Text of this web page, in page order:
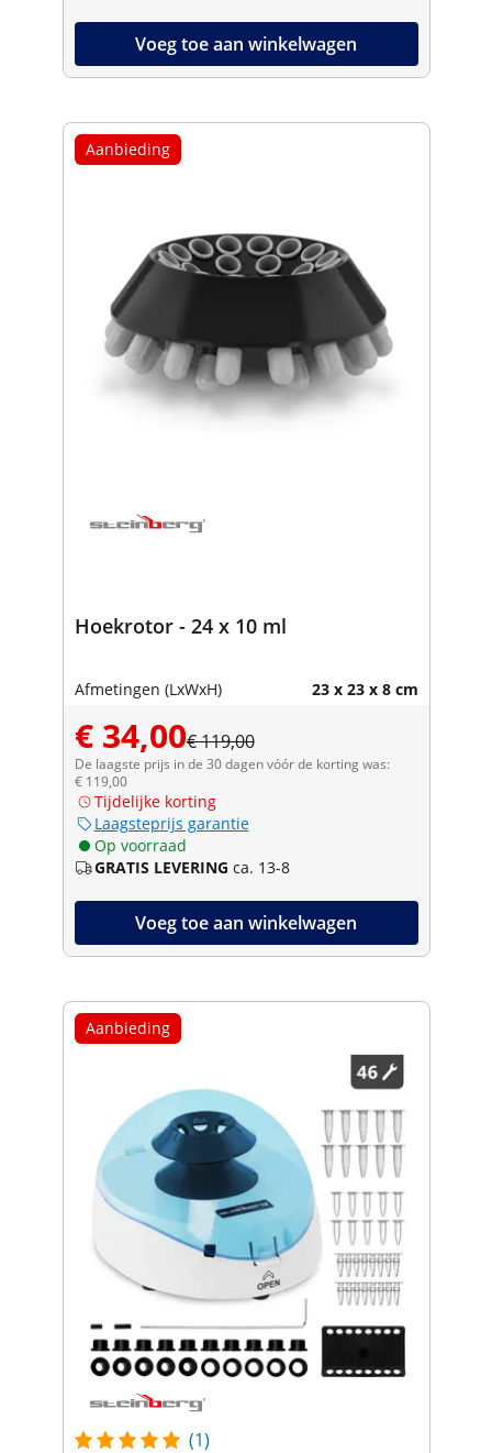
Voeg toe aan winkelwagen
Aanbieding
Hoekrotor - 24 x 10 ml
Afmetingen (LxWxH) 23 x 23 x 8 cm
€ 34,00€ 119,00
De laagste prijs in de 30 dagen vóór de korting was:
€ 119,00
Tijdelijke korting
Laagsteprijs garantie
Op voorraad
GRATIS LEVERING ca. 13-8
Voeg toe aan winkelwagen
Aanbieding
(1)